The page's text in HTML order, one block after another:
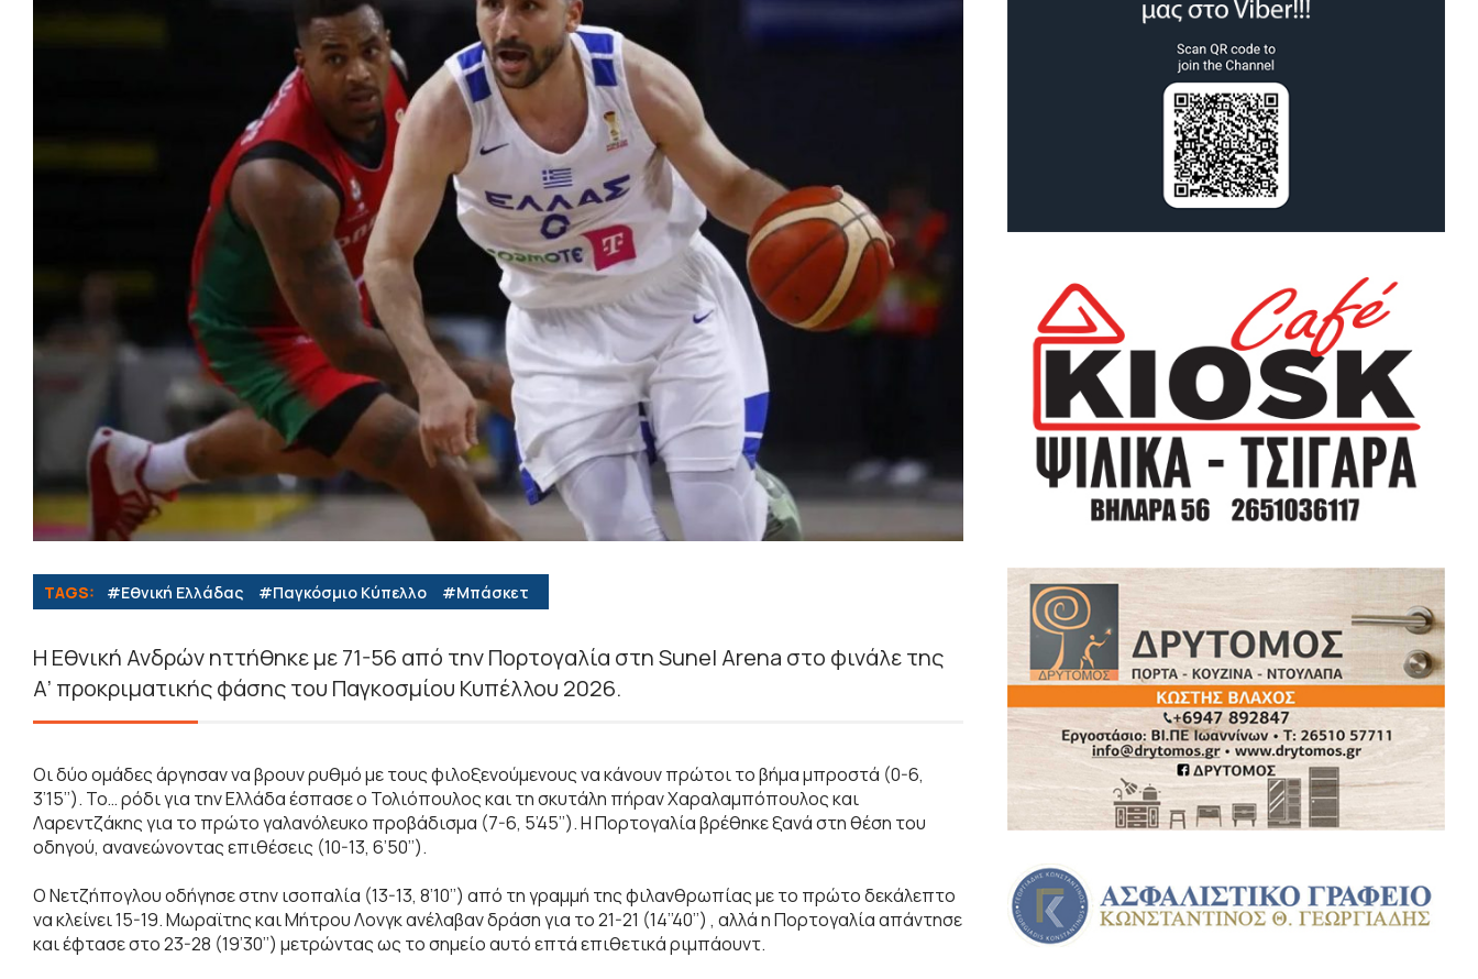
TAGS: #Εθνική Ελλάδας #Παγκόσμιο Κύπελλο #Μπάσκετ
Η Εθνική Ανδρών ηττήθηκε με 71-56 από την Πορτογαλία στη Sunel Arena στο φινάλε της
Α’ προκριματικής φάσης του Παγκοσμίου Κυπέλλου 2026.
Οι δύο ομάδες άργησαν να βρουν ρυθμό με τους φιλοξενούμενους να κάνουν πρώτοι το βήμα μπροστά (0-6,
3’15’’). Το… ρόδι για την Ελλάδα έσπασε ο Τολιόπουλος και τη σκυτάλη πήραν Χαραλαμπόπουλος και
Λαρεντζάκης για το πρώτο γαλανόλευκο προβάδισμα (7-6, 5’45’’). Η Πορτογαλία βρέθηκε ξανά στη θέση του
οδηγού, ανανεώνοντας επιθέσεις (10-13, 6’50’’).
Ο Νετζήπογλου οδήγησε στην ισοπαλία (13-13, 8’10’’) από τη γραμμή της φιλανθρωπίας με το πρώτο δεκάλεπτο
να κλείνει 15-19. Μωραϊτης και Μήτρου Λονγκ ανέλαβαν δράση για το 21-21 (14’’40’’) , αλλά η Πορτογαλία απάντησε
και έφτασε στο 23-28 (19’30’’) μετρώντας ως το σημείο αυτό επτά επιθετικά ριμπάουντ.